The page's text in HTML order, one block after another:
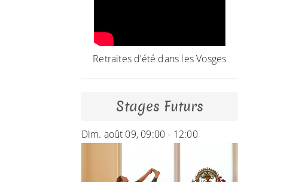
Retraites d'été dans les Vosges
Stages Futurs
Dim. août 09, 09:00 - 12:00